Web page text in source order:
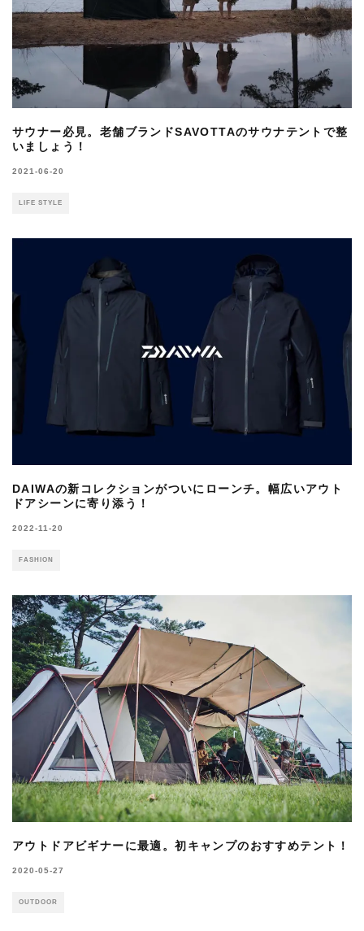
サウナー必見。老舗ブランドSAVOTTAのサウナテントで整
いましょう！
2021-06-20
LIFE STYLE
DAIWAの新コレクションがついにローンチ。幅広いアウト
ドアシーンに寄り添う！
2022-11-20
FASHION
アウトドアビギナーに最適。初キャンプのおすすめテント！
2020-05-27
OUTDOOR